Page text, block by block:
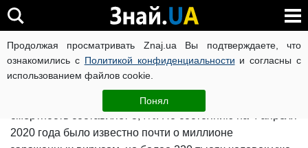
Продолжая просматривать Znaj.ua Вы подтверждаете, что
ознакомились с Политикой конфиденциальности и согласны с
использованием файлов cookie.
Понял
Коронавирус в Украине и мире
Неизвестный коронавирус появился в Китае. Болезнь
получила название COVID-2019. По данным ВОЗ,
смертность составляет 3,4%. По состоянию на 4 апреля
2020 года было известно почти о миллионе